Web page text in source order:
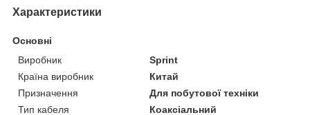
Характеристики
Основні
Виробник
Sprint
Країна виробник
Китай
Призначення
Для побутової техніки
Тип кабеля
Коаксіальний